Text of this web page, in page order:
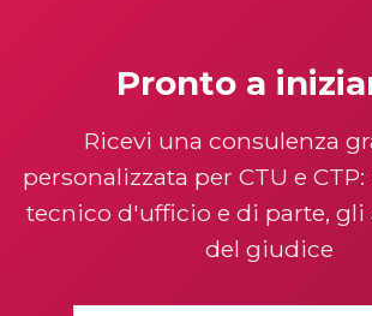
Pronto a
Ricevi una consulenza
personalizzata per CTU e
tecnico d'ufficio e di parte, gli
del giudice